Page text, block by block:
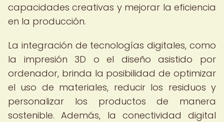
capacidades creativas y mejorar la eficiencia
en la producción.
La integración de tecnologías digitales, como
la impresión 3D o el diseño asistido por
ordenador, brinda la posibilidad de optimizar
el uso de materiales, reducir los residuos y
personalizar los productos de manera
sostenible. Además, la conectividad digital